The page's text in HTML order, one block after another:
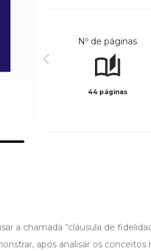
Nº de páginas
44 páginas
a chamada “cláusula de
após analisar os